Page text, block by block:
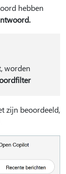
hebben
worden
zijn beoordeeld,